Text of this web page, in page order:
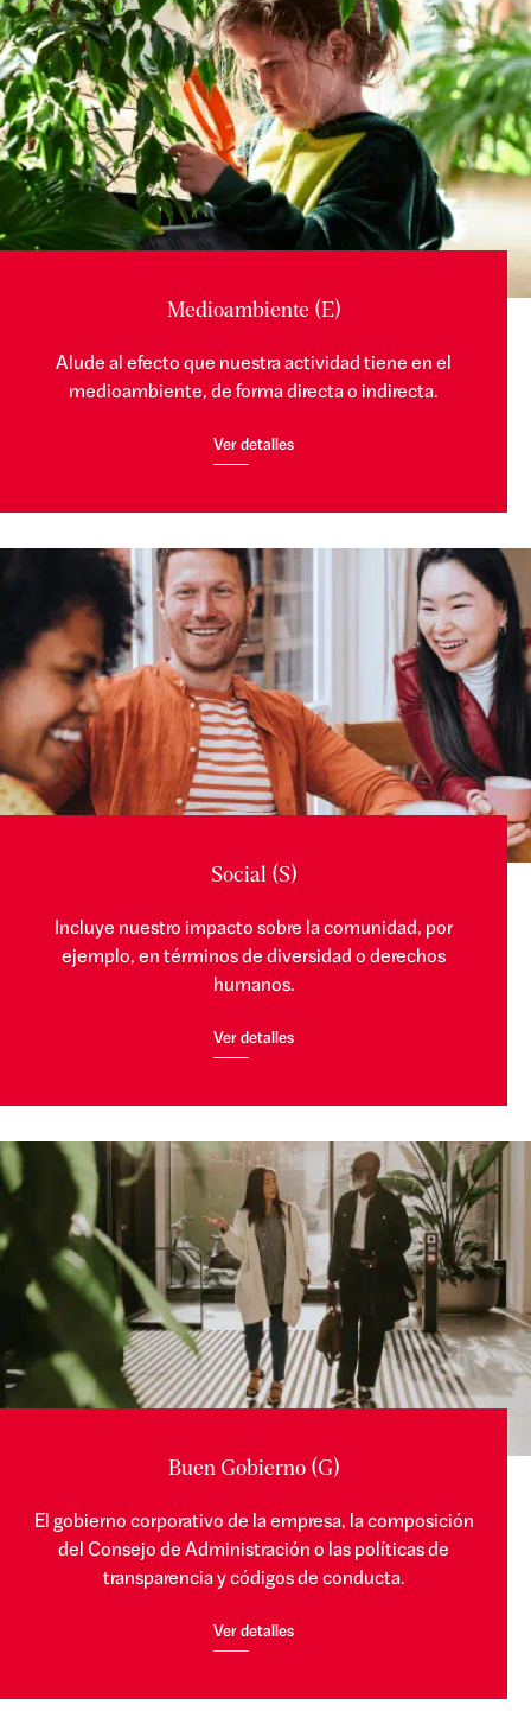
Medioambiente (E)
Alude al efecto que nuestra actividad tiene en el
medioambiente, de forma directa o indirecta.
Ver detalles
Social (S)
Incluye nuestro impacto sobre la comunidad, por
ejemplo, en términos de diversidad o derechos
humanos.
Ver detalles
Buen Gobierno (G)
El gobierno corporativo de la empresa, la composición
del Consejo de Administración o las políticas de
transparencia y códigos de conducta.
Ver detalles